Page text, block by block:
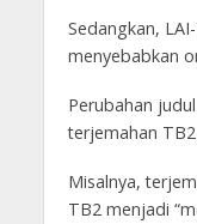
Sedangkan,
menyebabkan
Perubahan
terjemahan
Misalnya,
TB2 menjadi